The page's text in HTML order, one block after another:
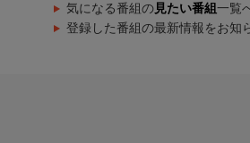
気になる番組の 見たい番組 一覧
登録した番組の最新情報をお知